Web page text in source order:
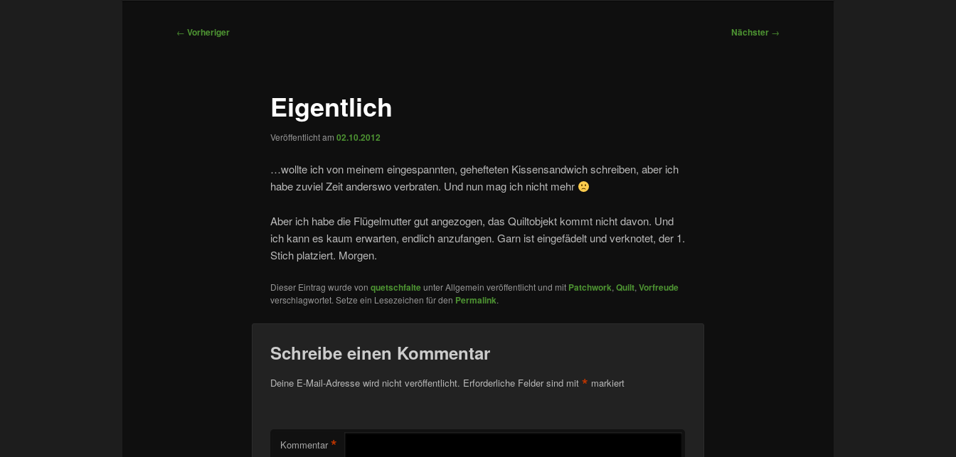
Beitragsnavigation
← Vorheriger Nächster →
Eigentlich
Veröffentlicht am 02.10.2012
…wollte ich von meinem eingespannten, gehefteten Kissensandwich schreiben, aber ich
habe zuviel Zeit anderswo verbraten. Und nun mag ich nicht mehr
Aber ich habe die Flügelmutter gut angezogen, das Quiltobjekt kommt nicht davon. Und
ich kann es kaum erwarten, endlich anzufangen. Garn ist eingefädelt und verknotet, der 1.
Stich platziert. Morgen.
Dieser Eintrag wurde von quetschfalteunter Allgemein veröffentlicht und mit Patchwork, Quilt, Vorfreude
verschlagwortet. Setze ein Lesezeichen für den Permalink.
Schreibe einen Kommentar
Deine E-Mail-Adresse wird nicht veröffentlicht. Erforderliche Felder sind mit * markiert
Kommentar *